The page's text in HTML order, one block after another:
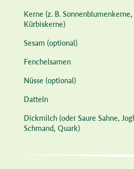
Kerne (z. B. Sonnenblumenkerne,
Kürbiskerne)
Sesam (optional)
Fenchelsamen
Nüsse (optional)
Datteln
Dickmilch (oder Saure Sahne,
Schmand, Quark)